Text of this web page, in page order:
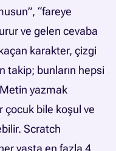
“fareye
ve gelen cevaba
karakter, çizgi
takip; bunların hepsi
yazmak
çocuk bile koşul ve
Scratch
yaşta en fazla 4